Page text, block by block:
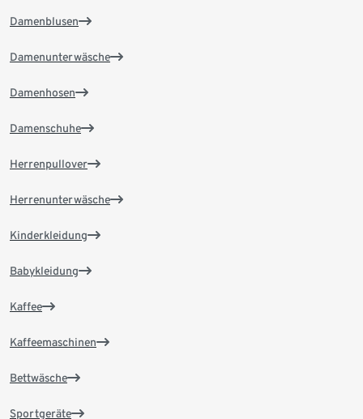
Damenblusen
Damenunterwäsche
Damenhosen
Damenschuhe
Herrenpullover
Herrenunterwäsche
Kinderkleidung
Babykleidung
Kaffee
Kaffeemaschinen
Bettwäsche
Sportgeräte